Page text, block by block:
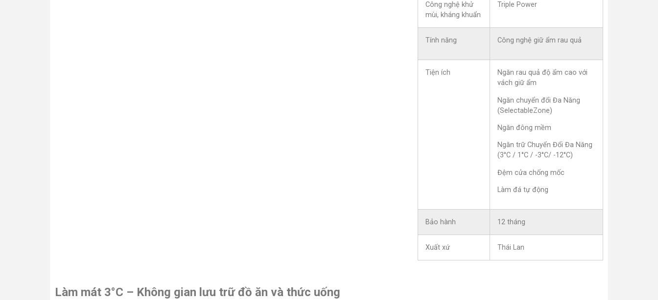
Làm mát 3°C – Không gian lưu trữ đồ ăn và thức uống
Công nghệ khử
mùi, kháng khuẩn
Triple Power
Tính năng Công nghệ giữ ẩm rau quả
Tiện ích
Ngăn rau quả độ ẩm cao với
vách giữ ẩm
Ngăn chuyển đổi Đa Năng
(SelectableZone)
Ngăn đông mềm
Ngăn trữ Chuyển Đổi Đa Năng
(3°C / 1°C / -3°C/ -12°C)
Đệm cửa chống mốc
Làm đá tự động
Bảo hành 12 tháng
Xuất xứ Thái Lan